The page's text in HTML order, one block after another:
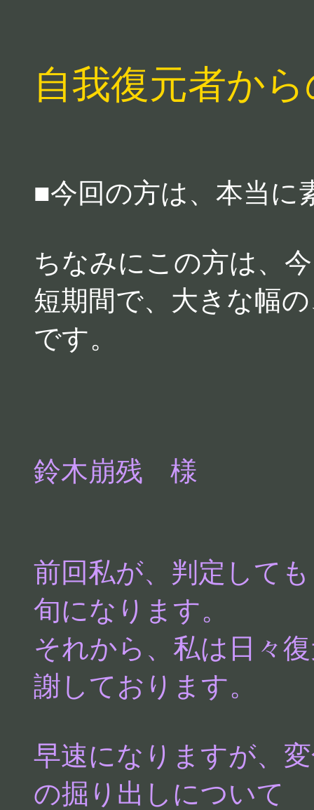
自我復元者か
■今回の方は、本当に
ちなみにこの方は、
短期間で、大きな幅
です。
鈴木崩残 様
前回私が、判定して
旬になります。
それから、私は日々
謝しております。
早速になりますが、
の掘り出しについて